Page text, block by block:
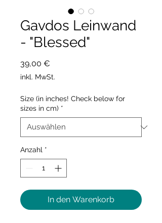
Gavdos Leinwand
- "Blessed"
39,00 €
inkl. MwSt.
Size (in inches! Check below for
sizes in cm) *
Anzahl *
In den Warenkorb